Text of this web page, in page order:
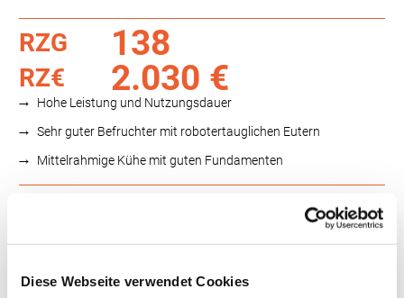
Diese Webseite verwendet Cookies
RZG 138
RZ€ 2.030 €
Hohe Leistung und Nutzungsdauer
Sehr guter Befruchter mit robotertauglichen Eutern
Mittelrahmige Kühe mit guten Fundamenten
RZS